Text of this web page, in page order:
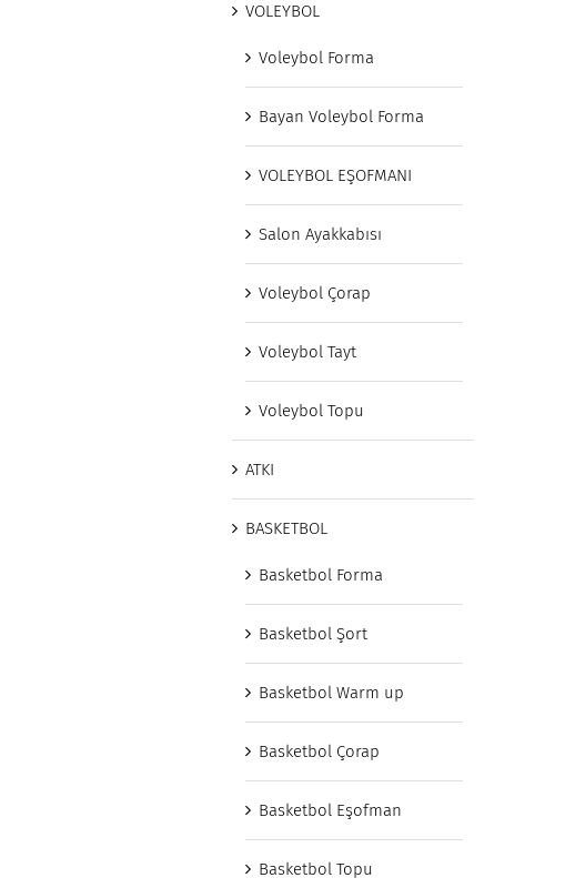
VOLEYBOL
Voleybol Forma
Bayan Voleybol Forma
VOLEYBOL EŞOFMANI
Salon Ayakkabısı
Voleybol Çorap
Voleybol Tayt
Voleybol Topu
ATKI
BASKETBOL
Basketbol Forma
Basketbol Şort
Basketbol Warm up
Basketbol Çorap
Basketbol Eşofman
Basketbol Topu